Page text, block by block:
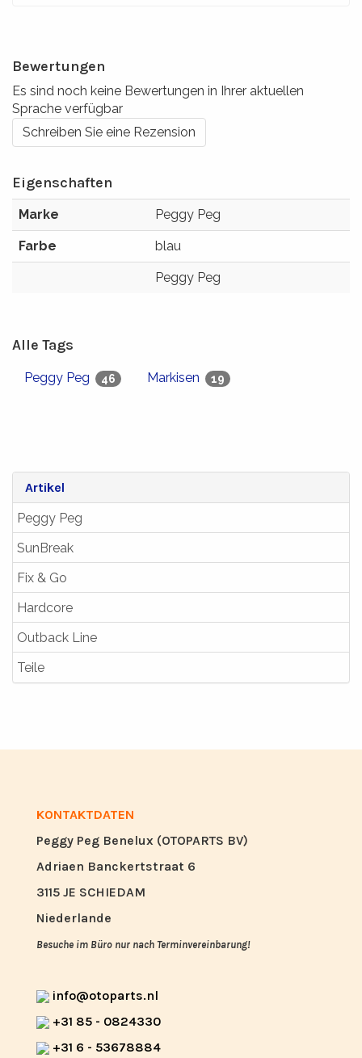
Artikel
Peggy Peg
SunBreak
Fix & Go
Hardcore
Outback Line
Teile
Bewertungen
Es sind noch keine Bewertungen in Ihrer aktuellen
Sprache verfügbar
Schreiben Sie eine Rezension
Eigenschaften
Marke Peggy Peg
Farbe blau
Peggy Peg
Alle Tags
Peggy Peg 46 Markisen 19
KONTAKTDATEN
Peggy Peg Benelux (OTOPARTS BV)
Adriaen Banckertstraat 6
3115 JE SCHIEDAM
Niederlande
Besuche im Büro nur nach Terminvereinbarung!
info@otoparts.nl
+31 85 - 0824330
+31 6 - 53678884